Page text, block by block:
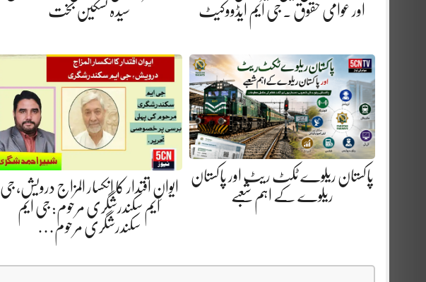
اور عوامی حقوق . جی ایم ایڈووکیٹ
سیدہ تسکین بخت
پاکستان ریلوے ٹکٹ ریٹ اور پاکستان
ریلوے کے اہم شعبے
ایوانِ اقتدار کا انکسار المزاج درویش، جی
ایم سکندرشگری مرحوم: جی ایم
سکندرشگری مرحوم…